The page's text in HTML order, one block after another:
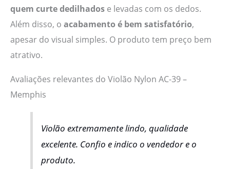
quem curte dedilhados e levadas com os dedos.
Além disso, o acabamento é bem satisfatório,
apesar do visual simples. O produto tem preço bem
atrativo.
Avaliações relevantes do Violão Nylon AC-39 –
Memphis
Violão extremamente lindo, qualidade
excelente. Confio e indico o vendedor e o
produto.